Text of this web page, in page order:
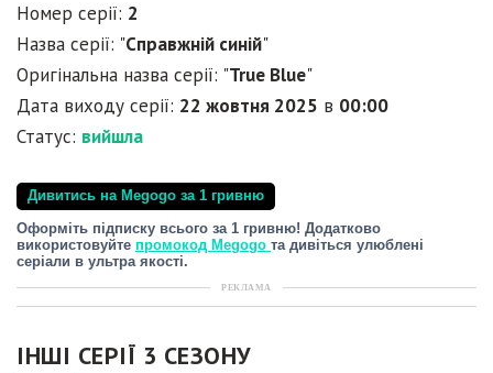
Номер серії: 2
Назва серії: "Справжній синій"
Оригінальна назва серії: "True Blue"
Дата виходу серії: 22 жовтня 2025 в 00:00
Статус: вийшла
Дивитись на Megogo за 1 гривню
Оформіть підписку всього за 1 гривню! Додатково
використовуйте промокод Megogo та дивіться улюблені
серіали в ультра якості.
РЕКЛАМА
ІНШІ СЕРІЇ 3 СЕЗОНУ